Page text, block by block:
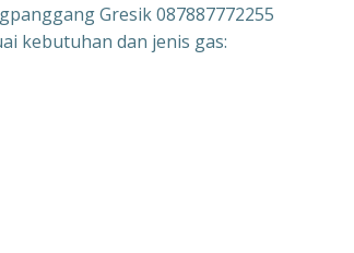
Gresik 087887772255
kebutuhan dan jenis gas: